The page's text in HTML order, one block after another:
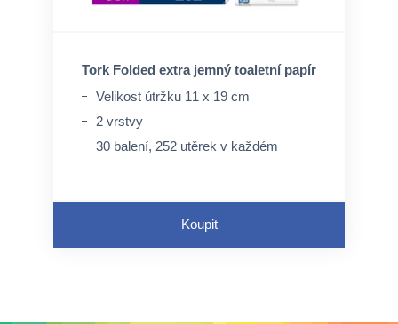
Tork Folded extra jemný toaletní papír
Velikost útržku 11 x 19 cm
2 vrstvy
30 balení, 252 utěrek v každém
Koupit